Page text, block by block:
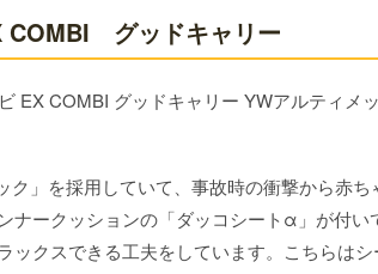
COMBI グッドキャリー
EX COMBI グッドキャリー YWアルティメ
」を採用していて、事故時の衝撃から赤ち
ナークッションの「ダッコシートα」が付い
ックスできる工夫をしています。こちらはシ